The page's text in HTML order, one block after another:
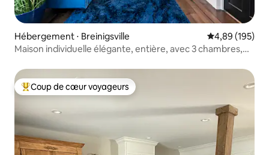
Hébergement ⋅ Breinigsville Évaluation
4,89 (195)
Maison individuelle élégante, entière, avec 3 chambres,
Coups de cœur voyageurs les plus appréciés
Coup de cœur voyageurs